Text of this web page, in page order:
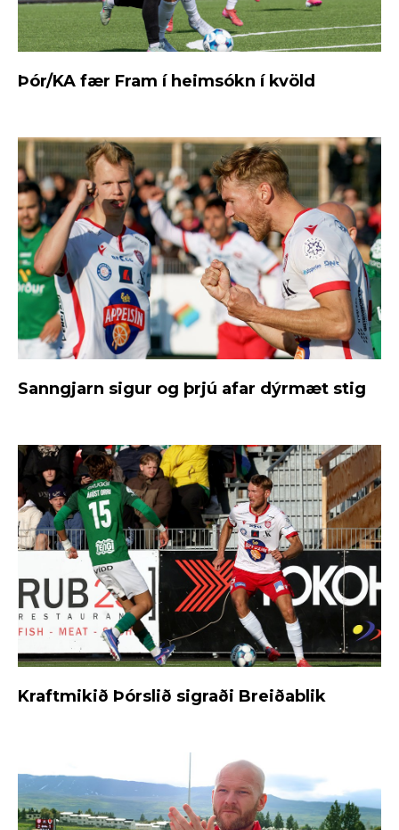
Þór/KA fær Fram í heimsókn í kvöld
Sanngjarn sigur og þrjú afar dýrmæt stig
Kraftmikið Þórslið sigraði Breiðablik